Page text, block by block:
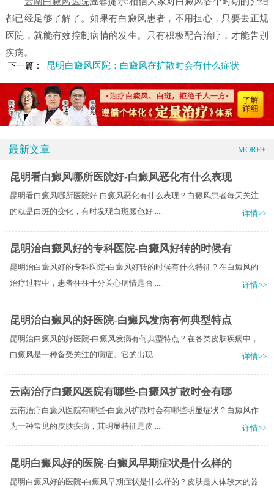
都已经足够了解了。如果有白癜风患者，不用担心，只要去正规
医院，就能有效控制病情的发生。只有积极配合治疗，才能告别
疾病。
下一篇： 昆明白癜风医院：白癜风在扩散时会有什么症状
最新文章 MORE+
昆明看白癜风哪所医院好-白癜风恶化有什么表现
昆明看白癜风哪所医院好-白癜风恶化有什么表现？白癜风患者每天关注
的就是白斑的变化，有时发现白斑颜色好.....
详情>>
昆明治白癜风好的专科医院-白癜风好转的时候有
昆明治白癜风好的专科医院-白癜风好转的时候有什么特征？在白癜风的
治疗过程中，患者往往十分关心病情是否.....
详情>>
昆明治白癜风的好医院-白癜风发病有何典型特点
昆明治白癜风的好医院-白癜风发病有何典型特点？在各类皮肤疾病中，
白癜风是一种备受关注的病症。它的出现.....
详情>>
云南治疗白癜风医院有哪些-白癜风扩散时会有哪
云南治疗白癜风医院有哪些-白癜风扩散时会有哪些明显症状？白癜风作
为一种常见的皮肤疾病，其明显特征是皮.....
详情>>
昆明白癜风好的医院-白癜风早期症状是什么样的
昆明白癜风好的医院-白癜风早期症状是什么样的？皮肤是人体较大的器